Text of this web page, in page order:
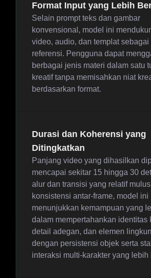
Format Input yang Lebih
Selain prompt teks dan gambar
konvensional, model ini
video, audio, dan templat sebagai
referensi. Pengguna dapat
berbagai jenis materi dalam satu
kreatif tanpa memisahkan niat
berdasarkan format.
Durasi dan Koherensi yang
Ditingkatkan
Panjang video yang dihasilkan
mencapai sekitar 15 hingga 30
alur dan transisi yang relatif
konsistensi antar-frame, model ini
menunjukkan kemampuan yang
dalam mempertahankan identitas
detail adegan, dan elemen
dengan persistensi objek serta
interaksi multi-karakter yang lebih